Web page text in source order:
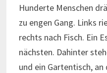
Hunderte Menschen
zu engen Gang. Links
rechts nach Fisch. Ein
nächsten. Dahinter
und ein Gartentisch,